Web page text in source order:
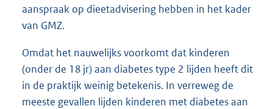
aanspraak op dieetadvisering hebben in het kader
van GMZ.
Omdat het nauwelijks voorkomt dat kinderen
(onder de 18 jr) aan diabetes type 2 lijden heeft dit
in de praktijk weinig betekenis. In verreweg de
meeste gevallen lijden kinderen met diabetes aan